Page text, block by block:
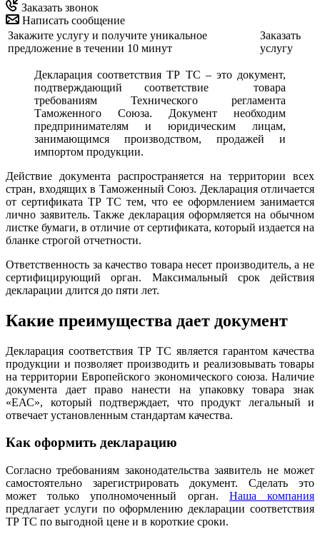
Заказать звонок
Написать сообщение
Закажите услугу и получите уникальное
предложение в течении 10 минут
Заказать
услугу
Декларация соответствия ТР ТС – это документ,
подтверждающий соответствие товара
требованиям Технического регламента
Таможенного Союза. Документ необходим
предпринимателям и юридическим лицам,
занимающимся производством, продажей и
импортом продукции.
Действие документа распространяется на территории всех
стран, входящих в Таможенный Союз. Декларация отличается
от сертификата ТР ТС тем, что ее оформлением занимается
лично заявитель. Также декларация оформляется на обычном
листке бумаги, в отличие от сертификата, который издается на
бланке строгой отчетности.
Ответственность за качество товара несет производитель, а не
сертифицирующий орган. Максимальный срок действия
декларации длится до пяти лет.
Какие преимущества дает документ
Декларация соответствия ТР ТС является гарантом качества
продукции и позволяет производить и реализовывать товары
на территории Европейского экономического союза. Наличие
документа дает право нанести на упаковку товара знак
«ЕАС», который подтверждает, что продукт легальный и
отвечает установленным стандартам качества.
Как оформить декларацию
Согласно требованиям законодательства заявитель не может
самостоятельно зарегистрировать документ. Сделать это
может только уполномоченный орган. Наша компания
предлагает услуги по оформлению декларации соответствия
ТР ТС по выгодной цене и в короткие сроки.